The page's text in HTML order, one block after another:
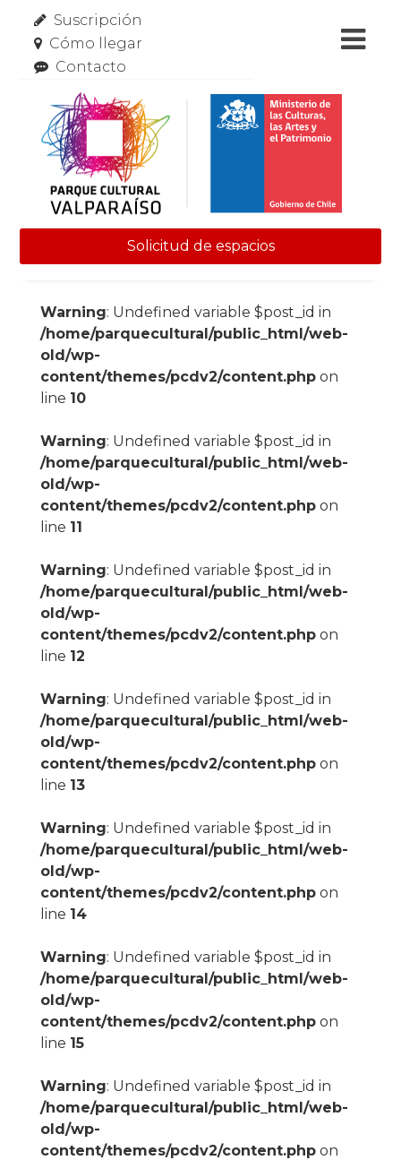
Suscripción
Cómo llegar
Contacto
Solicitud de espacios
Warning: Undefined variable $post_id in
/home/parquecultural/public_html/web-
old/wp-
content/themes/pcdv2/content.phpon
line 10
Warning: Undefined variable $post_id in
/home/parquecultural/public_html/web-
old/wp-
content/themes/pcdv2/content.phpon
line 11
Warning: Undefined variable $post_id in
/home/parquecultural/public_html/web-
old/wp-
content/themes/pcdv2/content.phpon
line 12
Warning: Undefined variable $post_id in
/home/parquecultural/public_html/web-
old/wp-
content/themes/pcdv2/content.phpon
line 13
Warning: Undefined variable $post_id in
/home/parquecultural/public_html/web-
old/wp-
content/themes/pcdv2/content.phpon
line 14
Warning: Undefined variable $post_id in
/home/parquecultural/public_html/web-
old/wp-
content/themes/pcdv2/content.phpon
line 15
Warning: Undefined variable $post_id in
/home/parquecultural/public_html/web-
old/wp-
content/themes/pcdv2/content.phpon